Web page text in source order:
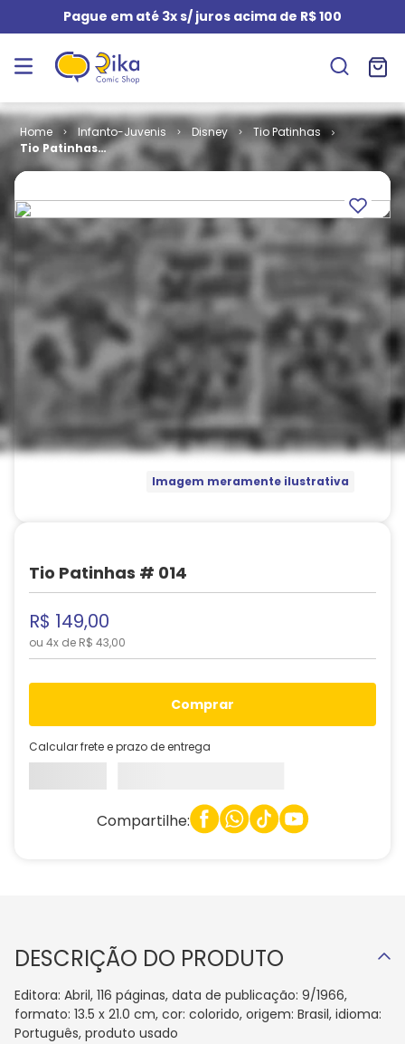
Pague em até 3x s/ juros acima de R$ 100
Infanto-Juvenis Disney
Tio Patinhas
Tio Patinhas
# 014
Imagem meramente ilustrativa
Tio Patinhas # 014
R$ 149,00
ou 4x de R$ 43,00
comprar
Calcular frete e prazo de entrega
Compartilhe:
DESCRIÇÃO DO PRODUTO
Editora: Abril, 116 páginas, data de publicação: 9/1966,
formato: 13.5 x 21.0 cm, cor: colorido, origem: Brasil, idioma:
Português, produto usado